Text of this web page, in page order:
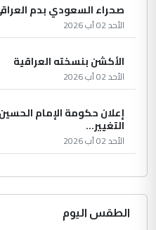
صحراء السعودي بدم
الأحد 02 آب 2026
الأكشن بنسخته العراقية
الأحد 02 آب 2026
إعلان حكومة الإمام
التغيير...
الأحد 02 آب 2026
الطقس اليوم